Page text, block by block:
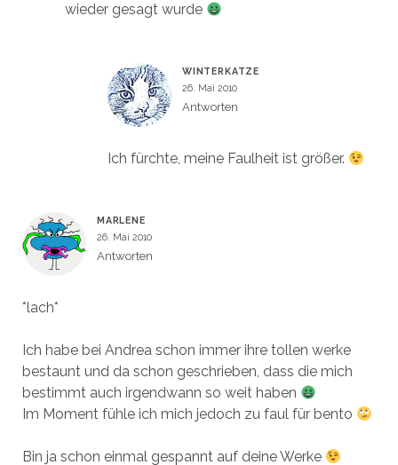
wieder gesagt wurde
WINTERKATZE
26. Mai 2010
Antworten
Ich fürchte, meine Faulheit ist größer.
MARLENE
26. Mai 2010
Antworten
*lach*
Ich habe bei Andrea schon immer ihre tollen werke
bestaunt und da schon geschrieben, dass die mich
bestimmt auch irgendwann so weit haben
Im Moment fühle ich mich jedoch zu faul für bento
Bin ja schon einmal gespannt auf deine Werke